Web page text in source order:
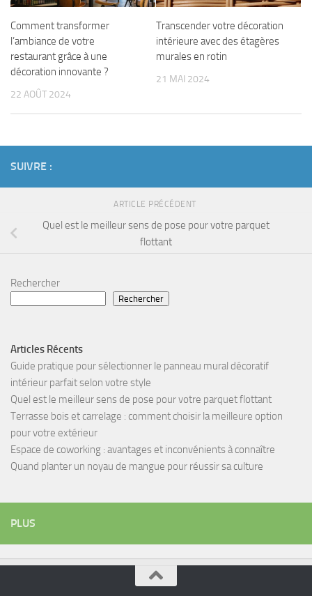
Comment transformer
l’ambiance de votre
restaurant grâce à une
décoration innovante ?
22 AOÛT 2024
Transcender votre décoration
intérieure avec des étagères
murales en rotin
21 MAI 2024
SUIVRE :
ARTICLE PRÉCÉDENT
Quel est le meilleur sens de pose pour votre parquet
flottant
Rechercher
Rechercher
Articles Récents
Guide pratique pour sélectionner le panneau mural décoratif
intérieur parfait selon votre style
Quel est le meilleur sens de pose pour votre parquet flottant
Terrasse bois et carrelage : comment choisir la meilleure option
pour votre extérieur
Espace de coworking : avantages et inconvénients à connaître
Quand planter un noyau de mangue pour réussir sa culture
PLUS